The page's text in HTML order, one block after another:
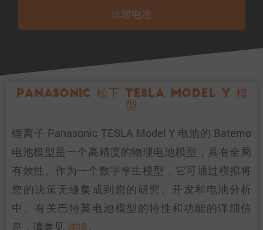
比较电池
Panasonic 松下 TESLA Model Y 模
型
锂离子 Panasonic TESLA Model Y 电池的 Batemo
电池模型是一个高精度的物理电池模型，具有全局
有效性。作为一个数字孪生模型，它可通过模拟将
您的决策无缝集成到您的研究、开发和电池分析
中。有关巴特莫电池模型的特性和功能的详细信
息，请参见 详情。